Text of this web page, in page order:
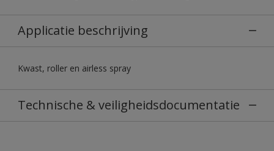
Applicatie beschrijving
Kwast, roller en airless spray
Technische & veiligheidsdocumentatie